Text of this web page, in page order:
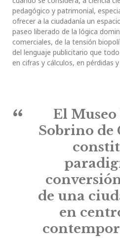
pedagógico y patrimonial,
ofrecer a la ciudadanía un
paseo liberado de la lógica
comerciales, de la tensión
del lenguaje publicitario que
en cifras y cálculos, en pérdidas
El
Sobrino de
de una
en